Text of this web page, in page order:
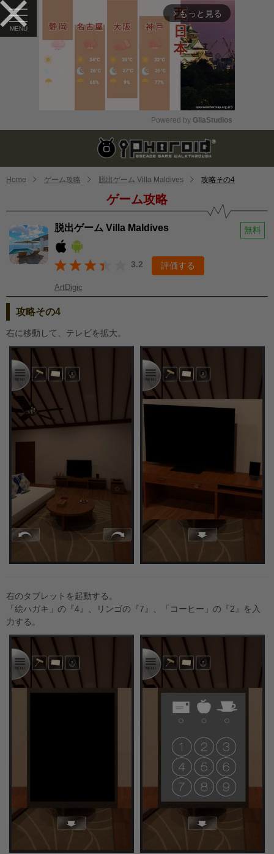
arrow_forward_ios もっと見る
Mute
Powered by GliaStudios
Home ゲーム攻略 脱出ゲーム Villa Maldives 攻略その4
ゲーム攻略
脱出ゲーム Villa Maldives 無料
3.2 評価する
ArtDigic
攻略その4
右に移動して、テレビを拡大。
右のタブレットを起動する。
「絵ハガキ」の『4』、リンゴの『7』、「コーヒー」の『2』を入
力する。